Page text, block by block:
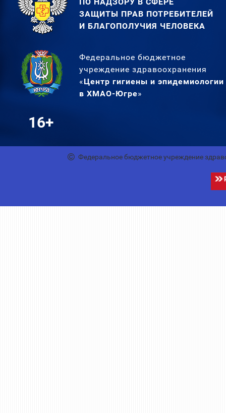
ЗАЩИТЫ ПРАВ ПОТРЕБИТЕЛЕЙ
И БЛАГОПОЛУЧИЯ ЧЕЛОВЕКА
Федеральное бюджетное
учреждение здравоохранения
«Центр гигиены и эпидемиологии
в ХМАО-Югре»
16+
Федеральное бюджетное учреждение